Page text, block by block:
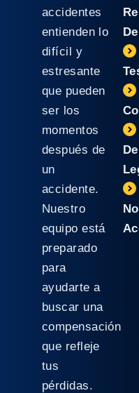
accidentes
entienden lo
difícil y
estresante
que pueden
ser los
momentos
después de
un
accidente.
Nuestro
equipo está
preparado
para
ayudarte a
buscar una
compensación
que refleje
tus
pérdidas.